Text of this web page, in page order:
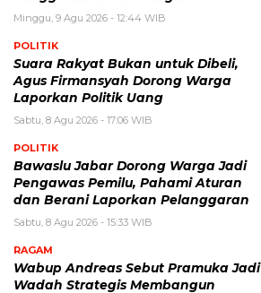
Minggu, 9 Agu 2026 - 12:44 WIB
POLITIK
Suara Rakyat Bukan untuk Dibeli,
Agus Firmansyah Dorong Warga
Laporkan Politik Uang
Sabtu, 8 Agu 2026 - 17:06 WIB
POLITIK
Bawaslu Jabar Dorong Warga Jadi
Pengawas Pemilu, Pahami Aturan
dan Berani Laporkan Pelanggaran
Sabtu, 8 Agu 2026 - 15:33 WIB
RAGAM
Wabup Andreas Sebut Pramuka Jadi
Wadah Strategis Membangun